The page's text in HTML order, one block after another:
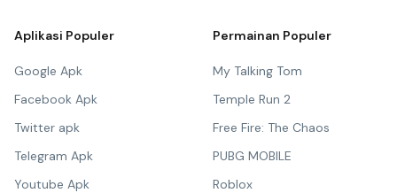
Aplikasi Populer
Google Apk
Facebook Apk
Twitter apk
Telegram Apk
Youtube Apk
Permainan Populer
My Talking Tom
Temple Run 2
Free Fire: The Chaos
PUBG MOBILE
Roblox